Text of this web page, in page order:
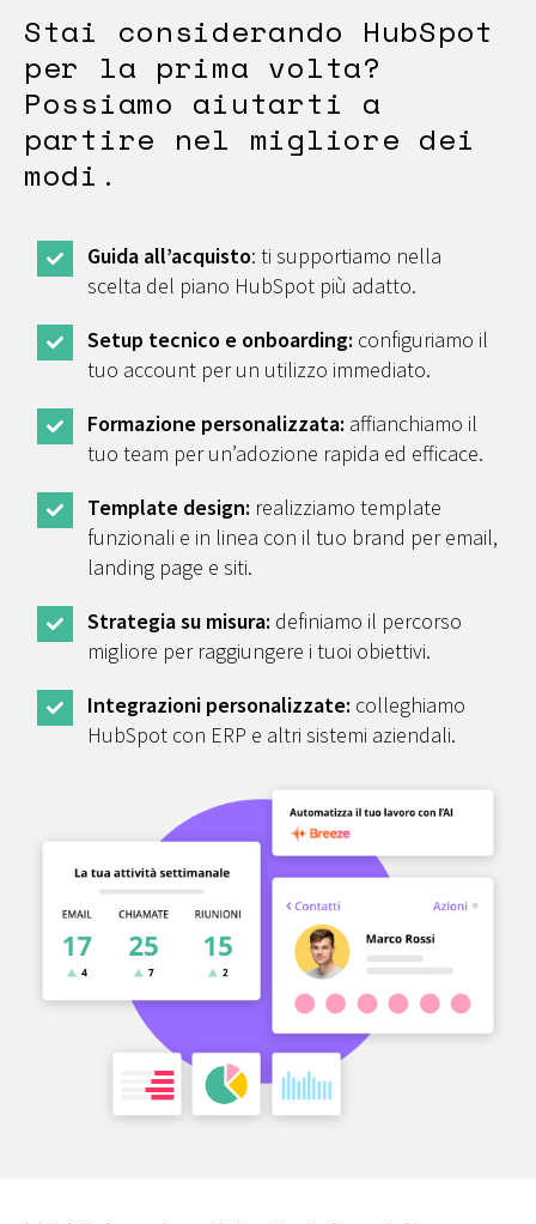
Stai considerando HubSpot
per la prima volta?
Possiamo aiutarti a
partire nel migliore dei
modi.
Guida all’acquisto: ti supportiamo nella
scelta del piano HubSpot più adatto.
Setup tecnico e onboarding: configuriamo il
tuo account per un utilizzo immediato.
Formazione personalizzata: affianchiamo il
tuo team per un’adozione rapida ed efficace.
Template design: realizziamo template
funzionali e in linea con il tuo brand per email,
landing page e siti.
Strategia su misura: definiamo il percorso
migliore per raggiungere i tuoi obiettivi.
Integrazioni personalizzate: colleghiamo
HubSpot con ERP e altri sistemi aziendali.